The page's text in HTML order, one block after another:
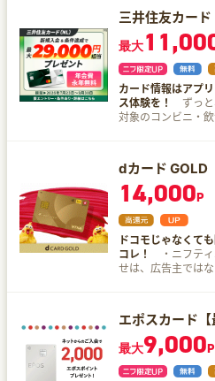
レット、テレビなど
映画はレンタル同
タルビデオより先
名作も多数！ 地上波テレビドラマを追っかけ配信
放送中のドラマか
見逃しても心配なし！ 海外・韓流ドラマの
見始めたらもう止
最新シーズンも楽しめる！ アニ
NEXT TV放送中の
ック機能で非表示
三井住友カード
最大
カード情報はアプ
ス体験を！
ずっと
対象のコンビニ・
シュレス時代のス
カード（NL）】 新規入会＆条件達成で最大
29,000円相当プレ
～ ▼内訳 １．新規入会＆ご入会月＋1ヵ月後末ま
でにスマホのタッ
ントPayギフトプレ
上利用または10万
ポイントPayギフ
1,000円分 └10万
相当のVポイントプレゼント ◆学
＆条件達成で最大
a)新規入会＆スマ
のVポイントPayギ
万円以上利用また
dカード GOLD
14,000P
ドコモじゃなくて
コレ！
・ニフティ
せは、広告主では
ト対象外となります
ード GOLD入会＆
て支払いで最大
ポイント(期間・用
会費無料！ 家族カ
エポスカード【
最大9,000P